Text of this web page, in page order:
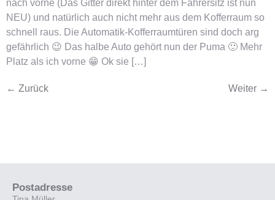
nach vorne (Das Gitter direkt hinter dem Fahrersitz ist nun
NEU) und natürlich auch nicht mehr aus dem Kofferraum so
schnell raus. Die Automatik-Kofferraumtüren sind doch arg
gefährlich 😉 Das halbe Auto gehört nun der Puma 🙂 Mehr
Platz als ich vorne 😁 Ok sie […]
← Zurück Weiter →
Postadresse